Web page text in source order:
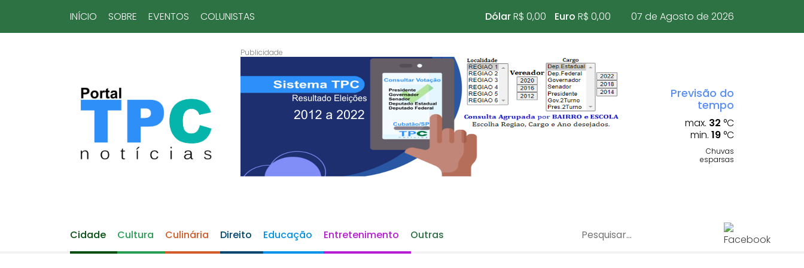
INÍCIO SOBRE EVENTOS COLUNISTAS DólarR$ 0,00 Euro R$ 0,00 07 de Agosto de 2026
Previsão do
tempo
max. 32 °C
min. 19 °C
Chuvas
esparsas
Cidade Cultura Culinária Direito Educação Entretenimento Outras